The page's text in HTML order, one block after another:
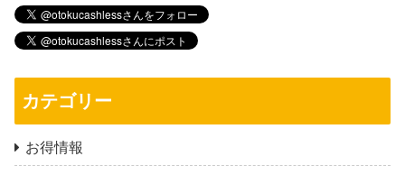
カテゴリー
お得情報